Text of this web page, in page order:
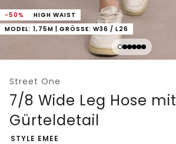
-50%
HIGH WAIST
MODEL: 1,75M | GRÖSSE: W36 / L26
Street One
7/8 Wide Leg Hose mit
Gürteldetail
-
STYLE EMEE